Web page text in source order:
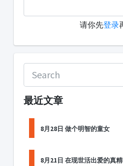
请你先登录
最近文章
8月28日 做个明智的童女
8月21日 在现世活出爱的真